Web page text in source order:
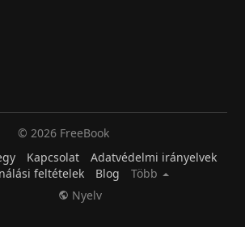
© 2026 FreeBook
Kapcsolat
Adatvédelmi irányelvek
feltételek
Blog
Több
Nyelv